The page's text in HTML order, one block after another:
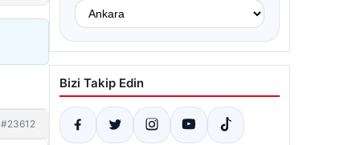
#23612
Bizi Takip Edin